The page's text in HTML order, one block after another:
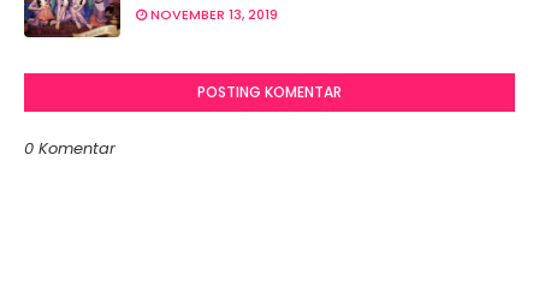
NOVEMBER 13, 2019
POSTING KOMENTAR
0 Komentar